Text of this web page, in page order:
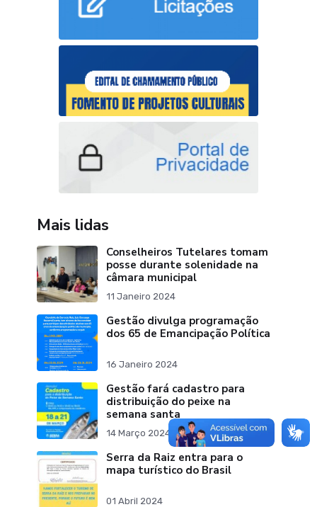
Mais lidas
Conselheiros Tutelares tomam
posse durante solenidade na
câmara municipal
11 Janeiro 2024
Gestão divulga programação
dos 65 de Emancipação Política
16 Janeiro 2024
Gestão fará cadastro para
distribuição do peixe na
semana santa
14 Março 2024
Serra da Raiz entra para o
mapa turístico do Brasil
01 Abril 2024